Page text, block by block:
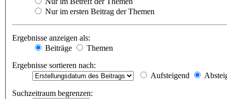
Nur im ersten Beitrag der Themen
Ergebnisse anzeigen als:
Beiträge
Themen
Ergebnisse sortieren nach:
Aufsteigend
Suchzeitraum begrenzen: